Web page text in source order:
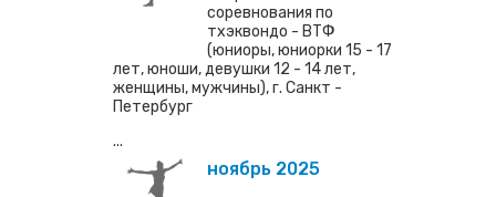
соревнования по
тхэквондо - ВТФ
(юниоры, юниорки 15 - 17
лет, юноши, девушки 12 - 14 лет,
женщины, мужчины), г. Санкт -
Петербург
...
ноябрь 2025